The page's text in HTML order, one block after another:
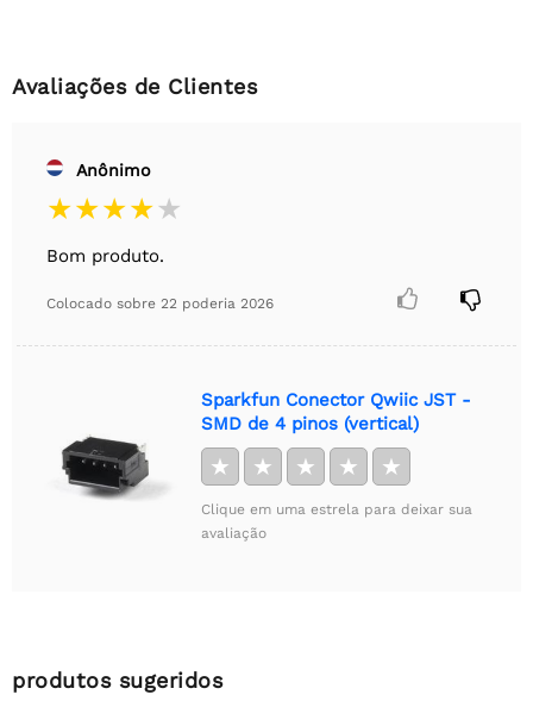
Avaliações de Clientes
Anônimo
Bom produto.
Colocado sobre 22 poderia 2026  
Sparkfun Conector Qwiic JST -
SMD de 4 pinos (vertical)
★ ★ ★ ★ ★
Clique em uma estrela para deixar sua
avaliação
produtos sugeridos